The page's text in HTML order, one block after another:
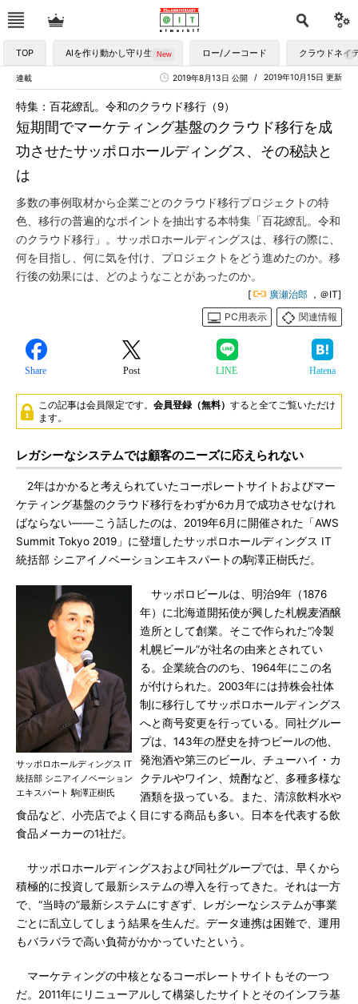
TOP AIを作り動かし守り生かす ロー/ノーコード クラウドネイ
連載 2019年10月15日 更新
2019年8月13日 公開
短期間でマーケティング基盤のクラウド移行を成
功させたサッポロホールディングス、その秘訣と
は
特集：百花繚乱。令和のクラウド移行（9）
多数の事例取材から企業ごとのクラウド移行プロジェクトの特
色、移行の普遍的なポイントを抽出する本特集「百花繚乱。令和
のクラウド移行」。サッポロホールディングスは、移行の際に、
何を目指し、何に気を付け、プロジェクトをどう進めたのか。移
行後の効果には、どのようなことがあったのか。
[ 廣瀬治郎 ，＠IT]
PC用表示
関連情報
Share Post LINE Hatena
この記事は会員限定です。 会員登録（無料） すると全てご覧いただけ
ます。
レガシーなシステムでは顧客のニーズに応えられない
2年はかかると考えられていたコーポレートサイトおよびマー
ケティング基盤のクラウド移行をわずか6カ月で成功させなけれ
ばならない――こう話したのは、2019年6月に開催された「AWS
Summit Tokyo 2019」に登壇したサッポロホールディングス IT
統括部 シニアイノベーションエキスパートの駒澤正樹氏だ。
サッポロホールディングス IT
統括部 シニアイノベーション
エキスパート 駒澤正樹氏
サッポロビールは、明治9年（1876
年）に北海道開拓使が興した札幌麦酒醸
造所として創業。そこで作られた“冷製
札幌ビール”が社名の由来とされてい
る。企業統合ののち、1964年にこの名
が付けられた。2003年には持株会社体
制に移行してサッポロホールディングス
へと商号変更を行っている。同社グルー
プは、143年の歴史を持つビールの他、
発泡酒や第三のビール、チューハイ・カ
クテルやワイン、焼酎など、多種多様な
酒類を扱っている。また、清涼飲料水や
食品など、小売店でよく目にする商品も多い。日本を代表する飲
食品メーカーの1社だ。
サッポロホールディングスおよび同社グループでは、早くから
積極的に投資して最新システムの導入を行ってきた。それは一方
で、“当時の”最新システムにすぎず、レガシーなシステムが事業
ごとに乱立してしまう結果を生んだ。データ連携は困難で、運用
もバラバラで高い負荷がかかっていたという。
マーケティングの中核となるコーポレートサイトもその一つ
だ。2011年にリニューアルして構築したサイトとそのインフラ基